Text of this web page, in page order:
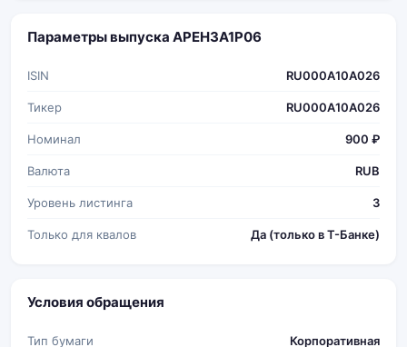
Параметры выпуска АРЕНЗА1Р06
ISIN RU000A10A026
Тикер RU000A10A026
Номинал 900 ₽
Валюта RUB
Уровень листинга 3
Только для квалов Да (только в Т-Банке)
Условия обращения
Тип бумаги Корпоративная